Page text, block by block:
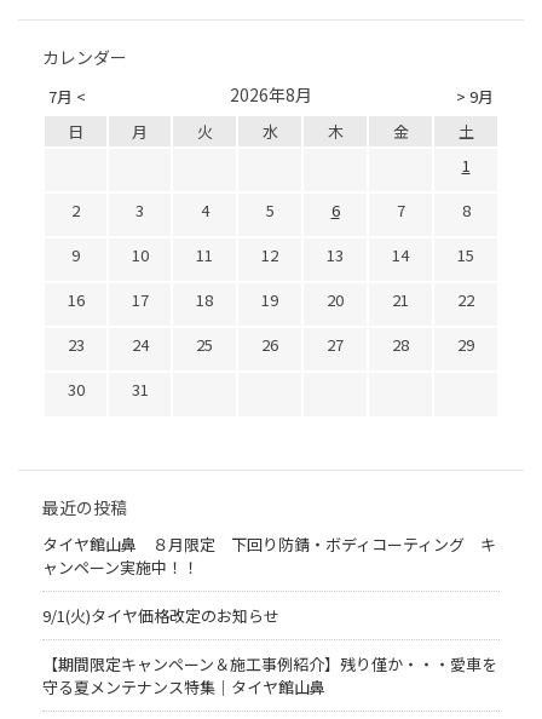
カレンダー
7月 < > 9月
2026年8月
日 月 火 水 木 金
土
1
2
3 4 5 6 7
8
9
10 11 12 13 14
15
16
17 18 19 20 21
22
23
24 25 26 27 28
29
30
31
最近の投稿
タイヤ館山鼻 ８月限定 下回り防錆・ボディコーティング キ
ャンペーン実施中！！
9/1(火)タイヤ価格改定のお知らせ
【期間限定キャンペーン＆施工事例紹介】残り僅か・・・愛車を
守る夏メンテナンス特集｜タイヤ館山鼻